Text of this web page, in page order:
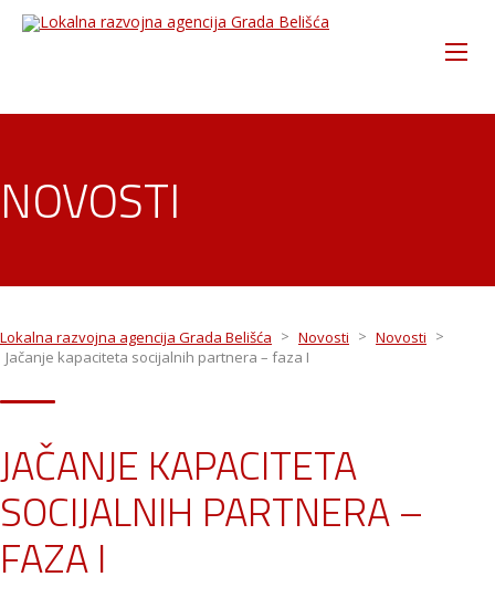
NOVOSTI
Lokalna razvojna agencija Grada Belišća > Novosti > Novosti >
Jačanje kapaciteta socijalnih partnera – faza I
JAČANJE KAPACITETA
SOCIJALNIH PARTNERA –
FAZA I